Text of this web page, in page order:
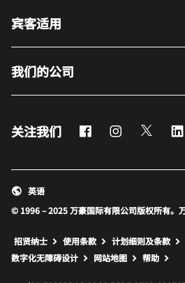
宾客适用
我们的公司
关注我们 FacebookInstagram
Twitter
© 1996 – 2025 万豪国际有限公司版权所有。
英语
招贤纳士 使用条款 计划细则及条款
数字化无障碍设计
网站地图 打开新窗
帮助